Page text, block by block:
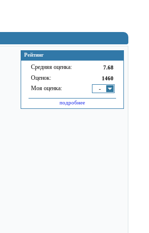
Рейтинг
Средняя оценка: 7.68
Оценок: 1460
Моя оценка: -
подробнее